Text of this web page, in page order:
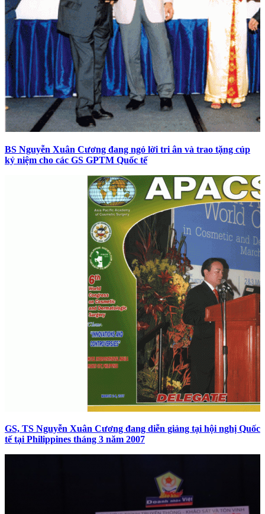
BS Nguyễn Xuân Cương đang ngỏ lời tri ân và trao tặng cúp
kỷ niệm cho các GS GPTM Quốc tế
GS, TS Nguyễn Xuân Cương đang diễn giảng tại hội nghị Quốc
tế tại Philippines tháng 3 năm 2007